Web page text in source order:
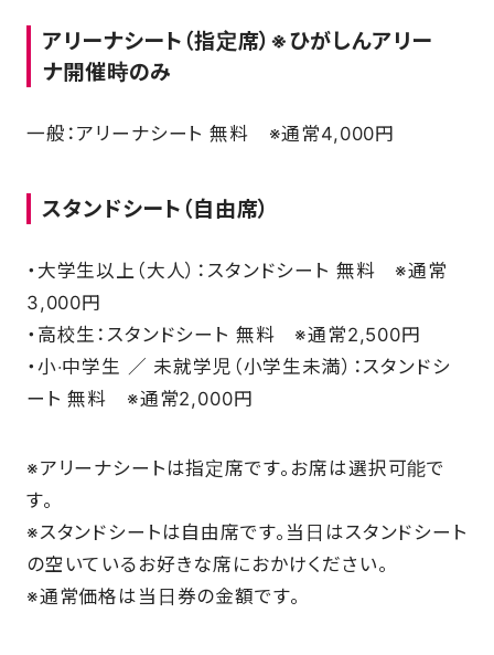
アリーナシート（指定席）※ひがしんアリー
ナ開催時のみ
一般：アリーナシート 無料 ※通常4,000円
スタンドシート（自由席）
・⼤学⽣以上（⼤⼈）：スタンドシート 無料 ※通常
3,000円
・⾼校⽣：スタンドシート 無料 ※通常2,500円
・⼩‧中学⽣ ∕ 未就学児（⼩学⽣未満）：スタンドシ
ート 無料 ※通常2,000円
※アリーナシートは指定席です。お席は選択可能で
す。
※スタンドシートは自由席です。当日はスタンドシート
の空いているお好きな席におかけください。
※通常価格は当日券の金額です。